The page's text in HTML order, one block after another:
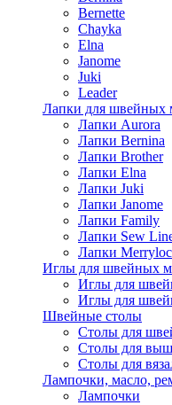
Bernette
Chayka
Elna
Janome
Juki
Leader
Лапки для швейных
Лапки Aurora
Лапки Bernina
Лапки Brother
Лапки Elna
Лапки Juki
Лапки Janome
Лапки Family
Лапки Sew
Лапки
Иглы для швейных
Иглы для
Иглы для
Швейные столы
Столы для
Столы для
Столы для
Лампочки, масло,
Лампочки